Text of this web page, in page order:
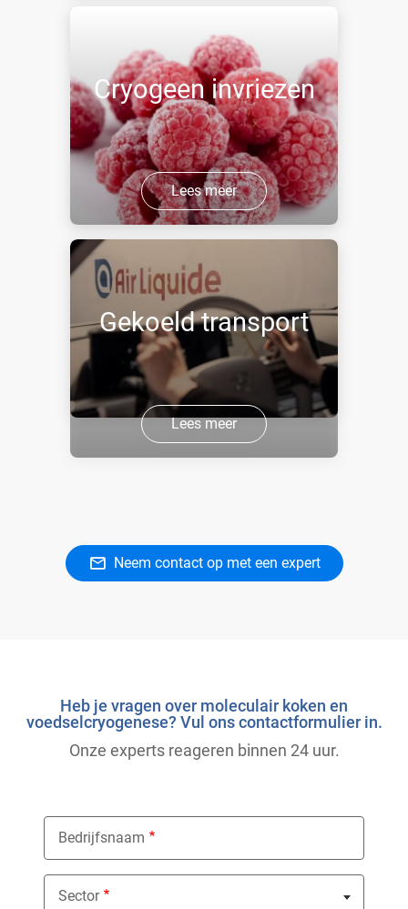
Cryogeen invriezen
Lees meer
Gekoeld transport
Lees meer
Neem contact op met een expert
Heb je vragen over moleculair koken en
voedselcryogenese? Vul ons contactformulier in.
Onze experts reageren binnen 24 uur.
Bedrijfsnaam
Sector
Nothing selected